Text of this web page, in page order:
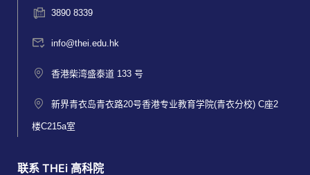
3890 8339
info@thei.edu.hk
香港柴湾盛泰道 133 号
新界青衣岛青衣路20号香港专业教育学院(青衣分校) C座2
楼C215a室
联系 THEi 高科院